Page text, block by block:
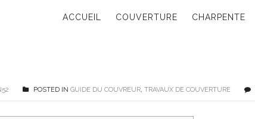
ACCUEIL COUVERTURE CHARPENTE
POSTED IN GUIDE DU COUVREUR, TRAVAUX DE COUVERTURE